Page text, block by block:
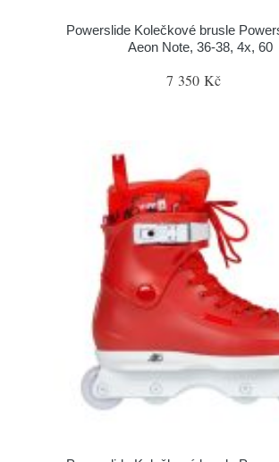
Powerslide Kolečkové brusle
Aeon Note, 36-38, 4x, 60
7 350 Kč